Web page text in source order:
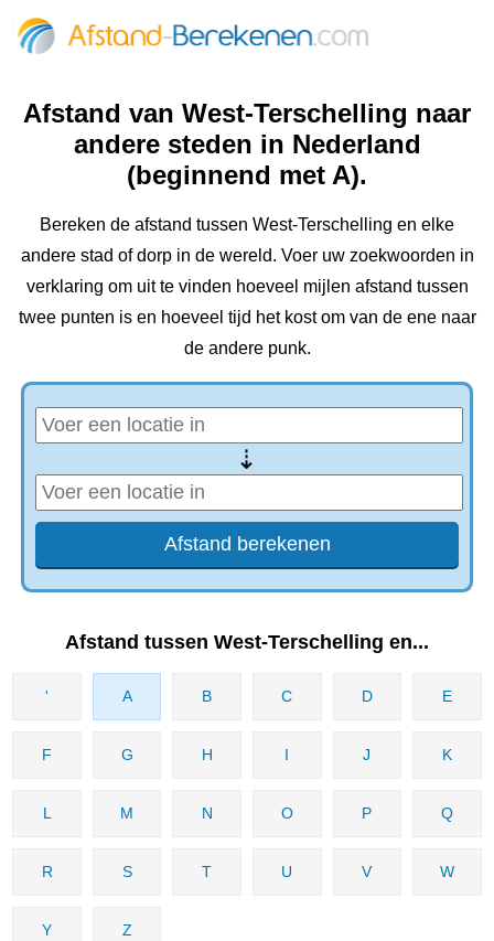
Afstand van West-Terschelling naar
andere steden in Nederland
(beginnend met A).
Bereken de afstand tussen West-Terschelling en elke
andere stad of dorp in de wereld. Voer uw zoekwoorden in
verklaring om uit te vinden hoeveel mijlen afstand tussen
twee punten is en hoeveel tijd het kost om van de ene naar
de andere punk.
⇢
Afstand tussen West-Terschelling en...
' A B C D E
F G H I J K
L M N O P Q
R S T U V W
Y Z